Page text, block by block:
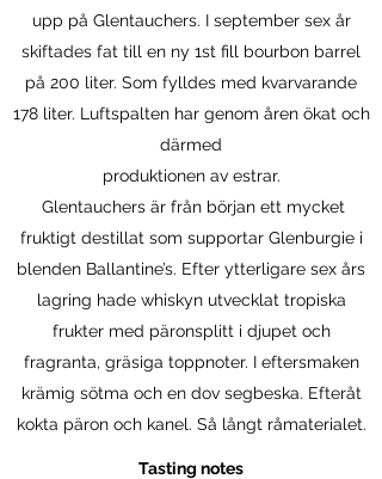
upp på Glentauchers. I september sex år
skiftades fat till en ny 1st fill bourbon barrel
på 200 liter. Som fylldes med kvarvarande
178 liter. Luftspalten har genom åren ökat och
därmed
produktionen av estrar.
Glentauchers är från början ett mycket
fruktigt destillat som supportar Glenburgie i
blenden Ballantine’s. Efter ytterligare sex års
lagring hade whiskyn utvecklat tropiska
frukter med päronsplitt i djupet och
fragranta, gräsiga toppnoter. I eftersmaken
krämig sötma och en dov segbeska. Efteråt
kokta päron och kanel. Så långt råmaterialet.
Tasting notes